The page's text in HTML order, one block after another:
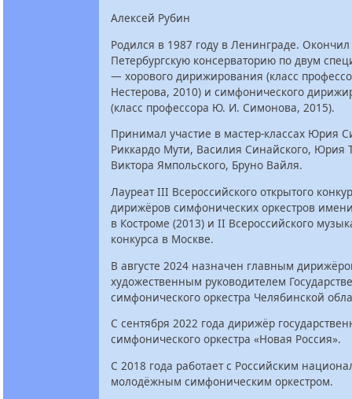
Алексей Рубин
Родился в 1987 году в Ленинграде. Окончил
Петербургскую консерваторию по двум
— хорового дирижирования (класс
Нестерова, 2010) и симфонического
(класс профессора Ю. И. Симонова, 2015).
Принимал участие в мастер-классах Юрия
Риккардо Мути, Василия Синайского, Юрия
Виктора Ямпольского, Бруно Вайля.
Лауреат III Всероссийского открытого
дирижёров симфонических оркестров
в Костроме (2013) и II Всероссийского
конкурса в Москве.
В августе 2024 назначен главным
художественным руководителем
симфонического оркестра Челябинской
С сентября 2022 года дирижёр
симфонического оркестра «Новая Россия».
С 2018 года работает с Российским
молодёжным симфоническим оркестром.